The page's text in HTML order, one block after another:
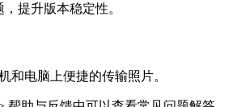
提升版本稳定性。
和电脑上便捷的传输照片。